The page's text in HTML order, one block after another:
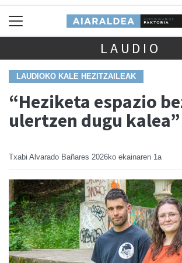
LAUDIO
LAUDIOKO KALE HEZITZAILEAK
“Heziketa espazio
ulertzen dugu kalea”
Txabi Alvarado Bañares 2026ko ekainaren 1a